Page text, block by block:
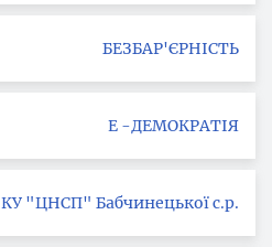
БЕЗБАР'ЄРНІСТЬ
Е -ДЕМОКРАТІЯ
КУ "ЦНСП" Бабчинецької с.р.